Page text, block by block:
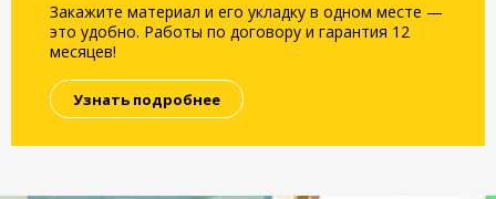
Закажите материал и его укладку в одном месте —
это удобно. Работы по договору и гарантия 12
месяцев!
Узнать подробнее